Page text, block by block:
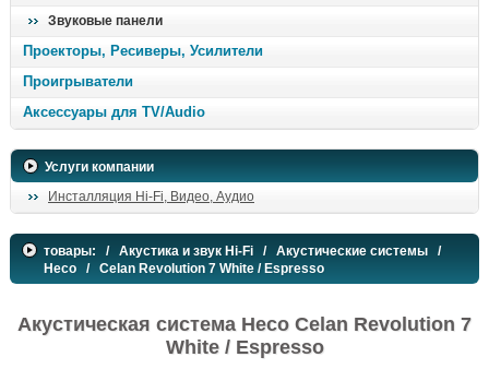
Звуковые панели
Проекторы, Ресиверы, Усилители
Проигрыватели
Аксессуары для TV/Audio
Услуги компании
Инсталляция Hi-Fi, Видео, Аудио
товары: / Акустика и звук Hi-Fi / Акустические системы /
Heco / Celan Revolution 7 White / Espresso
Акустическая система Heco Celan Revolution 7
White / Espresso